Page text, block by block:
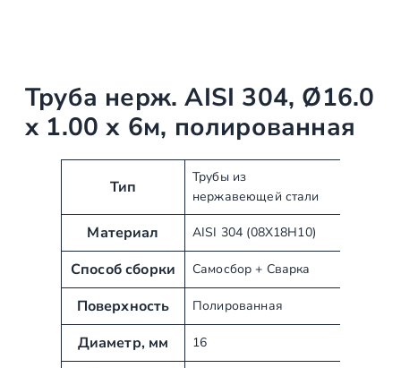
Труба нерж. AISI 304, Ø16.0
x 1.00 х 6м, полированная
р
б
у
ы
а
ч
е
н
и
е
Тип
Трубы из
нержавеющей стали
Материал AISI 304 (08Х18Н10)
Способ сборки Самосбор + Сварка
Поверхность Полированная
Диаметр, мм 16